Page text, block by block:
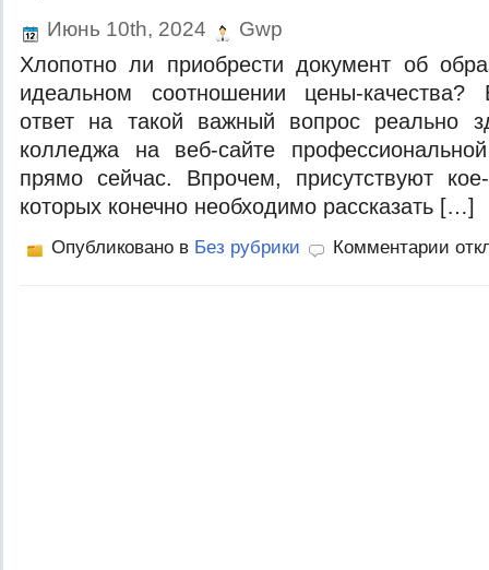
Июнь 10th, 2024 Gwp
Хлопотно ли приобрести документ об
идеальном соотношении цены-качества?
ответ на такой важный вопрос реально
колледжа на веб-сайте
прямо сейчас. Впрочем, присутствуют
которых конечно необходимо рассказать […]
Опубликовано в Без рубрики Комментарии